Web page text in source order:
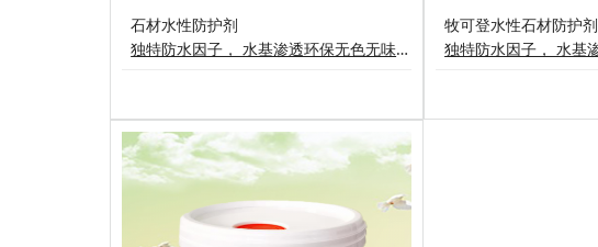
石材水性防护剂
独特防水因子， 水基渗透环保无色无味，超低挥发有机物( VoC )保持天然石材呼吸性能石材表面日常清理和磨损不会影响防护效果牧可登石材水性防护剂是以有机硅以水为容剂复配而成的绿色环保材料能深入渗透各种大理石、花岗岩等(如石材光板、毛板、石雕、墓石等装饰石材)形成化学性质稳定，优越的防水性能，不影响石材的外观、色泽、质感、纹路及透气性。
牧可登水性石材防护剂